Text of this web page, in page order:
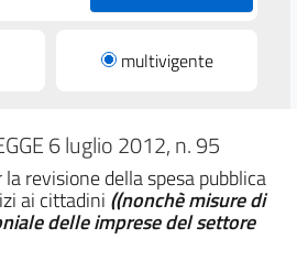
multivigente
6 luglio 2012, n. 95
revisione della spesa pubblica
ai cittadini ((nonchè misure di
delle imprese del settore